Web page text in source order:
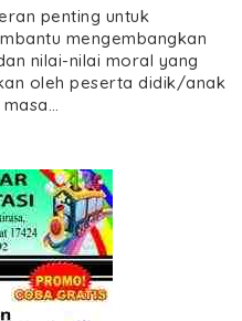
penting untuk
mengembangkan
nilai-nilai moral yang
oleh peserta didik/anak